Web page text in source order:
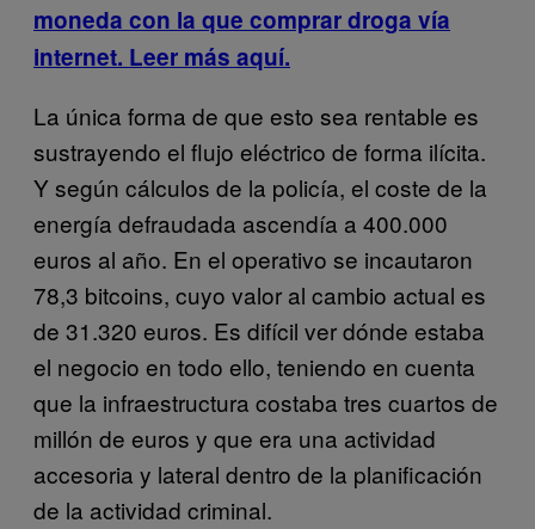
moneda con la que comprar droga vía
internet. Leer más aquí.
La única forma de que esto sea rentable es
sustrayendo el flujo eléctrico de forma ilícita.
Y según cálculos de la policía, el coste de la
energía defraudada ascendía a 400.000
euros al año. En el operativo se incautaron
78,3 bitcoins, cuyo valor al cambio actual es
de 31.320 euros. Es difícil ver dónde estaba
el negocio en todo ello, teniendo en cuenta
que la infraestructura costaba tres cuartos de
millón de euros y que era una actividad
accesoria y lateral dentro de la planificación
de la actividad criminal.